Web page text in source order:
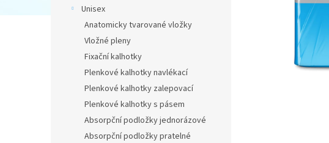
Unisex
Anatomicky tvarované vložky
Vložné pleny
Fixační kalhotky
Plenkové kalhotky navlékací
Plenkové kalhotky zalepovací
Plenkové kalhotky s pásem
Absorpční podložky jednorázové
Absorpční podložky pratelné